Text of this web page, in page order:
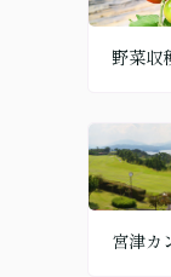
野菜収
宮津カ